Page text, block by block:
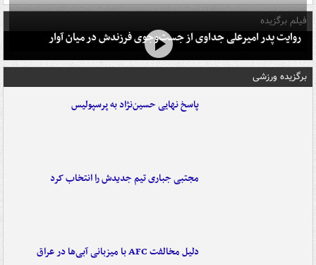
فیلم برگزیده
روایت پدر امیرعلی جداوی از جست‌وجوی فرزندش در میان آوار
برگزیده ورزشی
پاسخ نهایی حسین‌نژاد به پرسپولیس
مجتبی جباری تیم جدیدش را انتخاب کرد
دلیل مخالفت AFC با میزبانی آبی‌ها در عراق